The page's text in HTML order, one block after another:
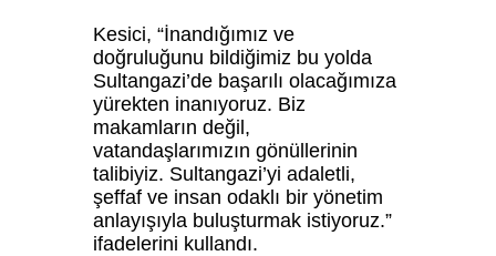
Kesici, “İnandığımız ve
doğruluğunu bildiğimiz bu yolda
Sultangazi’de başarılı olacağımıza
yürekten inanıyoruz. Biz
makamların değil,
vatandaşlarımızın gönüllerinin
talibiyiz. Sultangazi’yi adaletli,
şeffaf ve insan odaklı bir yönetim
anlayışıyla buluşturmak istiyoruz.”
ifadelerini kullandı.